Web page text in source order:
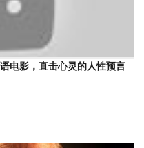
电影，直击心灵的人性预言